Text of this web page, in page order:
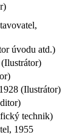
úvodu atd.)
(Ilustrátor)
technik)
1955